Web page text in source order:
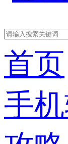
首页
手